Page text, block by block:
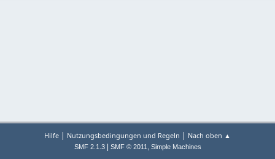
Hilfe | Nutzungsbedingungen und Regeln | Nach oben ▲
SMF 2.1.3| SMF © 2011, Simple Machines